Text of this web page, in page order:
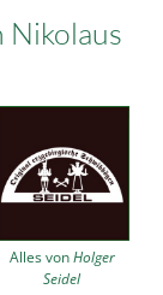
Nikolaus
Alles vonHolger
Seidel